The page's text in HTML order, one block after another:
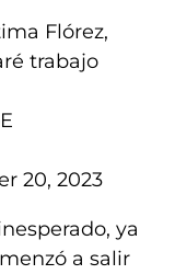
Flórez,
trabajo
20, 2023
ya
a salir